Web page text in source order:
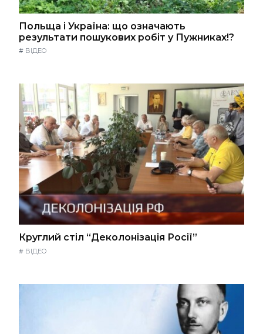
Польща і Україна: що означають
результати пошукових робіт у Пужниках!?
# ВІДЕО
Круглий стіл “Деколонізація Росії”
# ВІДЕО